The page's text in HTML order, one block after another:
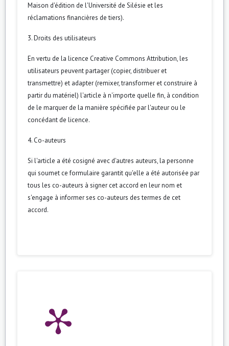
Maison d'édition de l'Université de Silésie et les
réclamations financières de tiers).
3. Droits des utilisateurs
En vertu de la licence Creative Commons Attribution, les
utilisateurs peuvent partager (copier, distribuer et
transmettre) et adapter (remixer, transformer et construire à
partir du matériel) l'article à n'importe quelle fin, à condition
de le marquer de la manière spécifiée par l'auteur ou le
concédant de licence.
4. Co-auteurs
Si l'article a été cosigné avec d'autres auteurs, la personne
qui soumet ce formulaire garantit qu'elle a été autorisée par
tous les co-auteurs à signer cet accord en leur nom et
s'engage à informer ses co-auteurs des termes de cet
accord.